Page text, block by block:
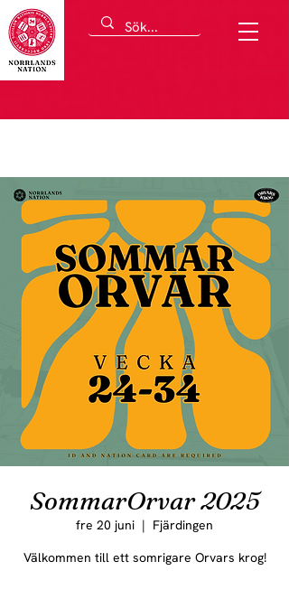
SommarOrvar 2025
fre 20 juni
  |
Fjärdingen
Välkommen till ett somrigare Orvars krog!